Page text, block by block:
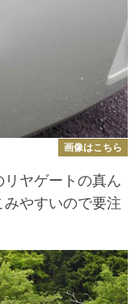
画像はこちら
ヤゲートの真ん
やすいので要注